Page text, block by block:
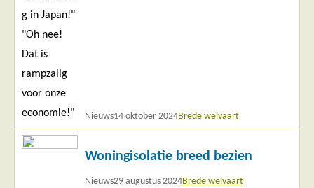
Nieuws14 oktober 2024Brede welvaart
Woningisolatie breed bezien
Nieuws29 augustus 2024Brede welvaart
Lees